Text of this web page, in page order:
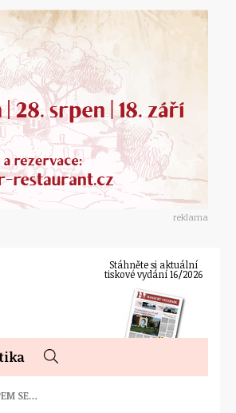
reklama
Stáhněte si aktuální
tiskové vydání 16/2026
SE…